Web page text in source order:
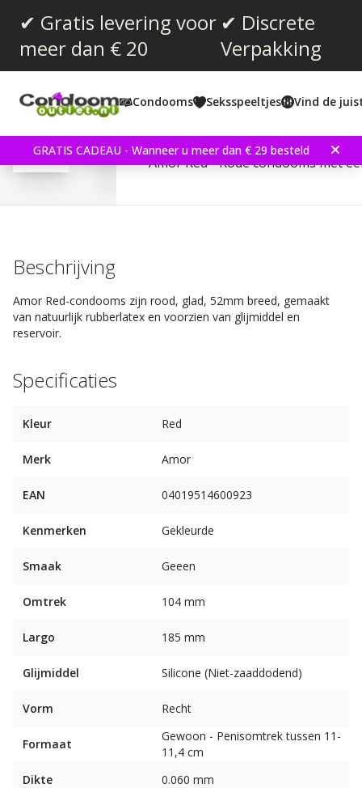
✔ Gratis levering voor
meer dan € 20
✔ Discrete
Verpakking
Condooms Seksspeeltjes Vind de
GRATIS CADEAU - Wanneer u meer dan € 29 besteld
Reviews (2
Amor Red 100 stuks
Amor Red - Rode condooms met
Beschrijving
Amor Red-condooms zijn rood, glad, 52mm breed, gemaakt
van natuurlijk rubberlatex en voorzien van glijmiddel en
reservoir.
Specificaties
Kleur Red
Merk Amor
EAN 04019514600923
Kenmerken Gekleurde
Smaak Geeen
Omtrek 104 mm
Largo 185 mm
Glijmiddel Silicone (Niet-zaaddodend)
Vorm Recht
Formaat
Gewoon - Penisomtrek tussen 11-
11,4 cm
Dikte
0.060 mm